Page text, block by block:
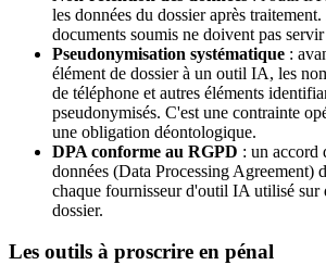
les données du dossier après
documents soumis ne doivent pas
Pseudonymisation systématique :
élément de dossier à un outil IA, les
de téléphone et autres éléments
pseudonymisés. C'est une contrainte
une obligation déontologique.
DPA conforme au RGPD : un accord
données (Data Processing Agreement)
chaque fournisseur d'outil IA utilisé sur
dossier.
Les outils à proscrire en pénal